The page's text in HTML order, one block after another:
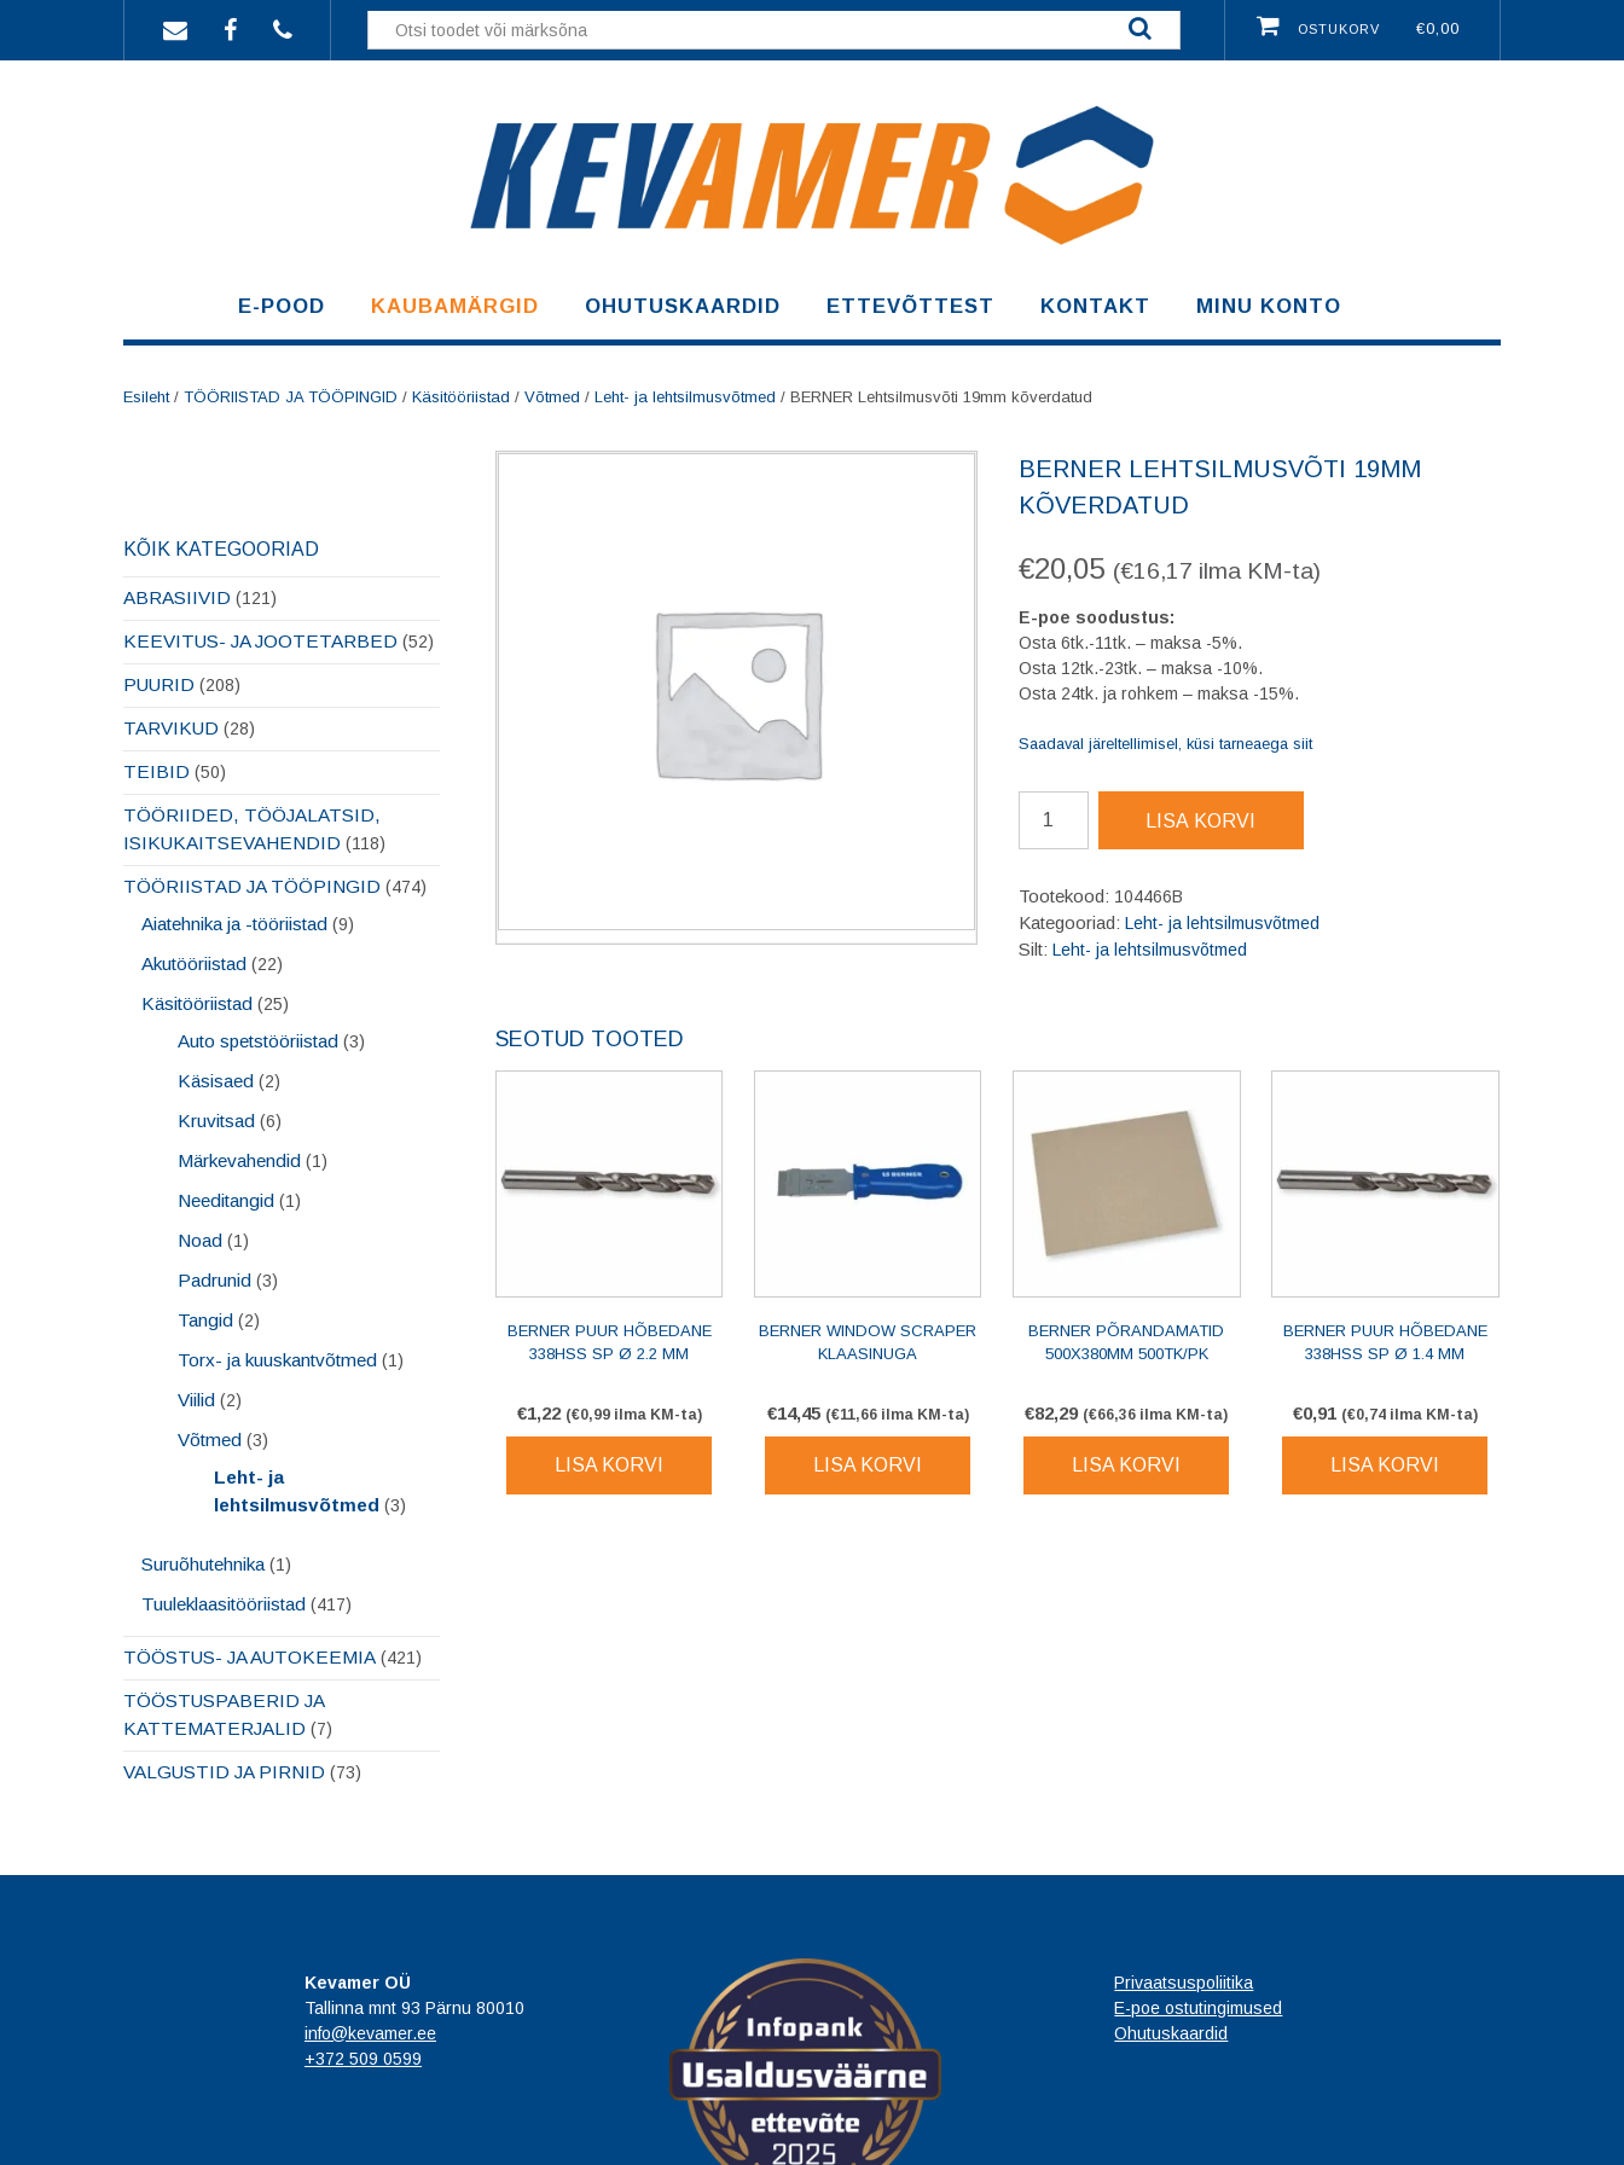
content
OSTUKORV €0,00
E-POOD KAUBAMÄRGID OHUTUSKAARDID ETTEVÕTTEST KONTAKT MINU KONTO
Esileht/ TÖÖRIISTAD JA TÖÖPINGID / Käsitööriistad / Võtmed / Leht- ja lehtsilmusvõtmed / BERNER Lehtsilmusvõti 19mm kõverdatud
BERNER LEHTSILMUSVÕTI 19MM
KÕVERDATUD
€20,05 (€16,17 ilma KM-ta)
E-poe soodustus:
Osta 6tk.-11tk. – maksa -5%.
Osta 12tk.-23tk. – maksa -10%.
Osta 24tk. ja rohkem – maksa -15%.
Saadaval järeltellimisel, küsi tarneaega siit
Lehtsilmusvõti
19mm
kogus
LISA KORVI
Tootekood: 104466B
Kategooriad: Leht- ja lehtsilmusvõtmed
Silt: Leht- ja lehtsilmusvõtmed
SEOTUD TOOTED
BERNER PUUR HÕBEDANE
338HSS SP Ø 2.2 MM
€1,22 (€0,99ilma KM-ta)
LISA KORVI
BERNER WINDOW SCRAPER
KLAASINUGA
€14,45 (€11,66ilma KM-ta)
LISA KORVI
BERNER PÕRANDAMATID
500X380MM 500TK/PK
€82,29 (€66,36 ilma KM-ta)
LISA KORVI
BERNER PUUR HÕBEDANE
338HSS SP Ø 1.4 MM
€0,91 (€0,74ilma KM-ta)
LISA KORVI
KÕIK KATEGOORIAD
ABRASIIVID (121)
KEEVITUS- JA JOOTETARBED (52)
PUURID (208)
TARVIKUD (28)
TEIBID (50)
TÖÖRIIDED, TÖÖJALATSID,
ISIKUKAITSEVAHENDID (118)
TÖÖRIISTAD JA TÖÖPINGID (474)
Aiatehnika ja -tööriistad (9)
Akutööriistad (22)
Käsitööriistad (25)
Auto spetstööriistad (3)
Käsisaed (2)
Kruvitsad (6)
Märkevahendid (1)
Needitangid (1)
Noad (1)
Padrunid (3)
Tangid (2)
Torx- ja kuuskantvõtmed (1)
Viilid (2)
Võtmed (3)
Leht- ja
lehtsilmusvõtmed (3)
Suruõhutehnika (1)
Tuuleklaasitööriistad (417)
TÖÖSTUS- JA AUTOKEEMIA (421)
TÖÖSTUSPABERID JA
KATTEMATERJALID (7)
VALGUSTID JA PIRNID (73)
Kevamer OÜ
Tallinna mnt 93 Pärnu 80010
info@kevamer.ee
+372 509 0599
Privaatsuspoliitika
E-poe ostutingimused
Ohutuskaardid